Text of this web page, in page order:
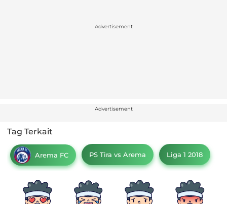
Advertisement
Advertisement
Tag Terkait
Arema FC PS Tira vs Arema Liga 1 2018